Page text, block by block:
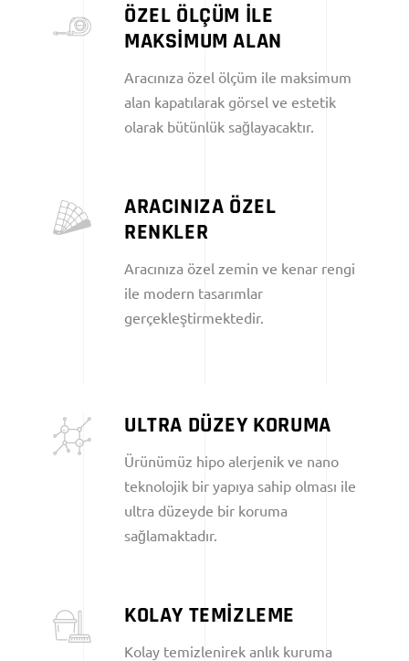
ÖZEL ÖLÇÜM İLE
MAKSİMUM ALAN
Aracınıza özel ölçüm ile maksimum
alan kapatılarak görsel ve estetik
olarak bütünlük sağlayacaktır.
ARACINIZA ÖZEL
RENKLER
Aracınıza özel zemin ve kenar rengi
ile modern tasarımlar
gerçekleştirmektedir.
ULTRA DÜZEY KORUMA
Ürünümüz hipo alerjenik ve nano
teknolojik bir yapıya sahip olması ile
ultra düzeyde bir koruma
sağlamaktadır.
KOLAY TEMİZLEME
Kolay temizlenirek anlık kuruma